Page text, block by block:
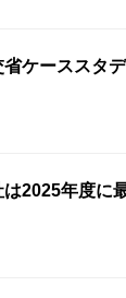
ケーススタ
2025年度に